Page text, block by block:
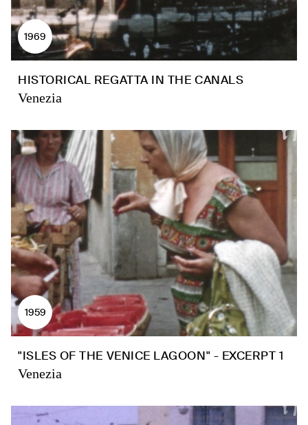
1969
HISTORICAL REGATTA IN THE CANALS
Venezia
1959
"ISLES OF THE VENICE LAGOON" - EXCERPT 1
Venezia